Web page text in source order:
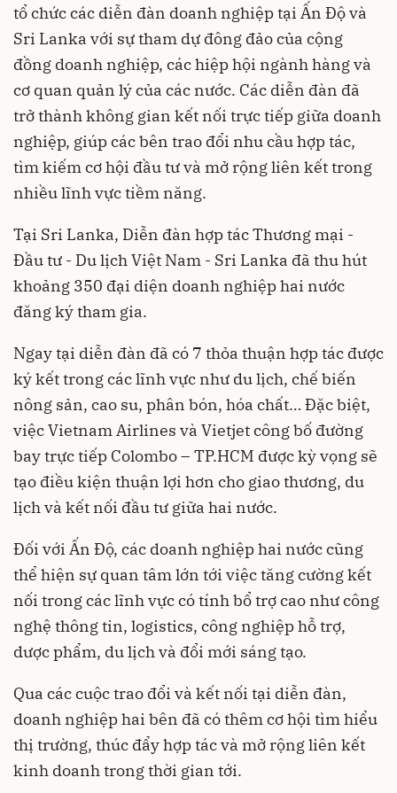
tổ chức các diễn đàn doanh nghiệp tại Ấn Độ và
Sri Lanka với sự tham dự đông đảo của cộng
đồng doanh nghiệp, các hiệp hội ngành hàng và
cơ quan quản lý của các nước. Các diễn đàn đã
trở thành không gian kết nối trực tiếp giữa doanh
nghiệp, giúp các bên trao đổi nhu cầu hợp tác,
tìm kiếm cơ hội đầu tư và mở rộng liên kết trong
nhiều lĩnh vực tiềm năng.
Tại Sri Lanka, Diễn đàn hợp tác Thương mại -
Đầu tư - Du lịch Việt Nam - Sri Lanka đã thu hút
khoảng 350 đại diện doanh nghiệp hai nước
đăng ký tham gia.
Ngay tại diễn đàn đã có 7 thỏa thuận hợp tác được
ký kết trong các lĩnh vực như du lịch, chế biến
nông sản, cao su, phân bón, hóa chất… Đặc biệt,
việc Vietnam Airlines và Vietjet công bố đường
bay trực tiếp Colombo – TP.HCM được kỳ vọng sẽ
tạo điều kiện thuận lợi hơn cho giao thương, du
lịch và kết nối đầu tư giữa hai nước.
Đối với Ấn Độ, các doanh nghiệp hai nước cũng
thể hiện sự quan tâm lớn tới việc tăng cường kết
nối trong các lĩnh vực có tính bổ trợ cao như công
nghệ thông tin, logistics, công nghiệp hỗ trợ,
dược phẩm, du lịch và đổi mới sáng tạo.
Qua các cuộc trao đổi và kết nối tại diễn đàn,
doanh nghiệp hai bên đã có thêm cơ hội tìm hiểu
thị trường, thúc đẩy hợp tác và mở rộng liên kết
kinh doanh trong thời gian tới.